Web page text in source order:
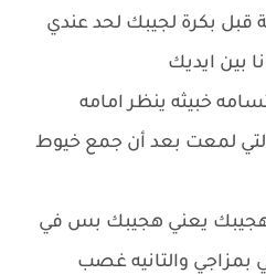
قبل بكرة لجيبك لحد عندي
بين ايديك
خبيثه ينظر امامه
لمعت بعد أن جمع خيوط
يعني هجيبك بس في
بمزاجي والتانيه غصب